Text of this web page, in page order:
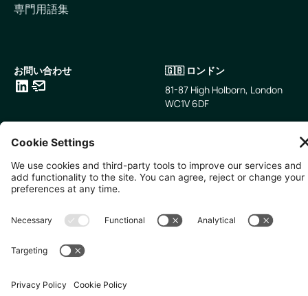
専門用語集
お問い合わせ
🇬🇧 ロンドン
81-87 High Holborn, London
WC1V 6DF
🇸🇬 シンガポール
International Plaza Singapore
079903
丁目2−33
IsaI AkasakA 1405室
無断複写・転載を禁じます。